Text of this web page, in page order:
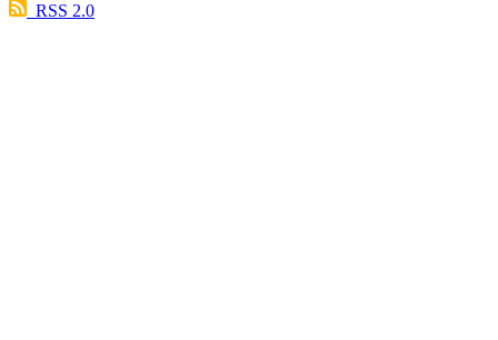
RSS 2.0